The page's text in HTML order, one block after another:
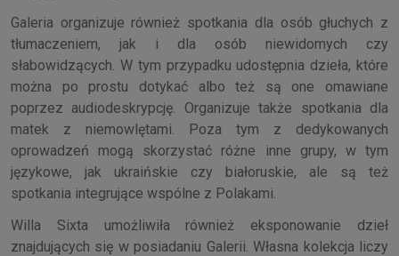
Galeria organizuje również spotkania dla osób głuchych z
tłumaczeniem, jak i dla osób niewidomych czy
słabowidzących. W tym przypadku udostępnia dzieła, które
można po prostu dotykać albo też są one omawiane
poprzez audiodeskrypcję. Organizuje także spotkania dla
matek z niemowlętami. Poza tym z dedykowanych
oprowadzeń mogą skorzystać różne inne grupy, w tym
językowe, jak ukraińskie czy białoruskie, ale są też
spotkania integrujące wspólne z Polakami.
Willa Sixta umożliwiła również eksponowanie dzieł
znajdujących się w posiadaniu Galerii. Własna kolekcja liczy